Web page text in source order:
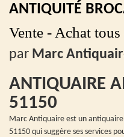
ANTIQUITÉ
Vente - Achat tous
par Marc
ANTIQUAIRE
51150
Marc Antiquaire est un
51150 qui suggère ses services